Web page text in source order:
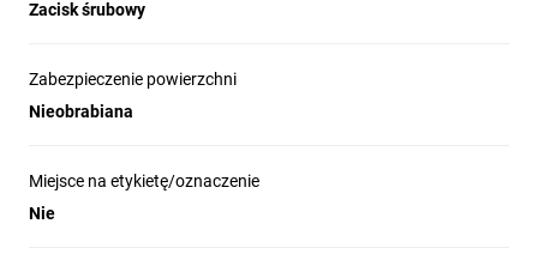
Zacisk śrubowy
Zabezpieczenie powierzchni
Nieobrabiana
Miejsce na etykietę/oznaczenie
Nie